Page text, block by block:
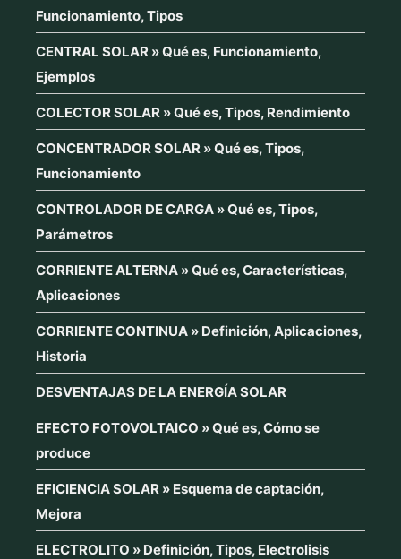
Funcionamiento, Tipos
CENTRAL SOLAR » Qué es, Funcionamiento,
Ejemplos
COLECTOR SOLAR » Qué es, Tipos, Rendimiento
CONCENTRADOR SOLAR » Qué es, Tipos,
Funcionamiento
CONTROLADOR DE CARGA » Qué es, Tipos,
Parámetros
CORRIENTE ALTERNA » Qué es, Características,
Aplicaciones
CORRIENTE CONTINUA » Definición, Aplicaciones,
Historia
DESVENTAJAS DE LA ENERGÍA SOLAR
EFECTO FOTOVOLTAICO » Qué es, Cómo se
produce
EFICIENCIA SOLAR » Esquema de captación,
Mejora
ELECTROLITO » Definición, Tipos, Electrolisis